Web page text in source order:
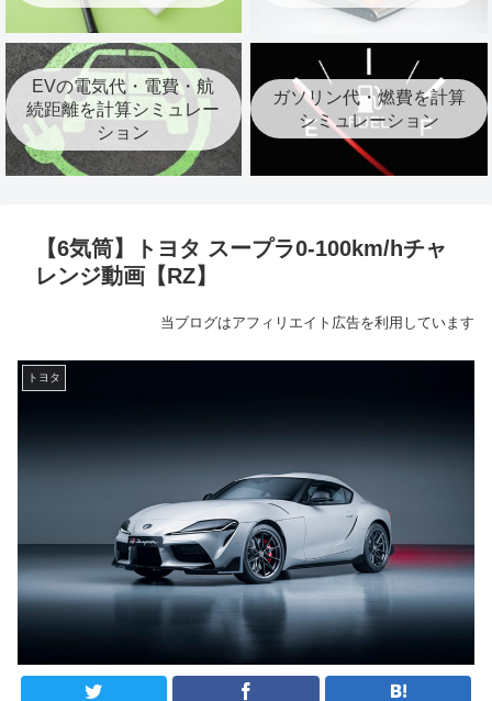
EVの電気代・電費・航
続距離を計算シミュレー
ション
ガソリン代・燃費を計算
シミュレーション
【6気筒】トヨタ スープラ0-100km/hチャ
レンジ動画【RZ】
当ブログはアフィリエイト広告を利用しています
トヨタ